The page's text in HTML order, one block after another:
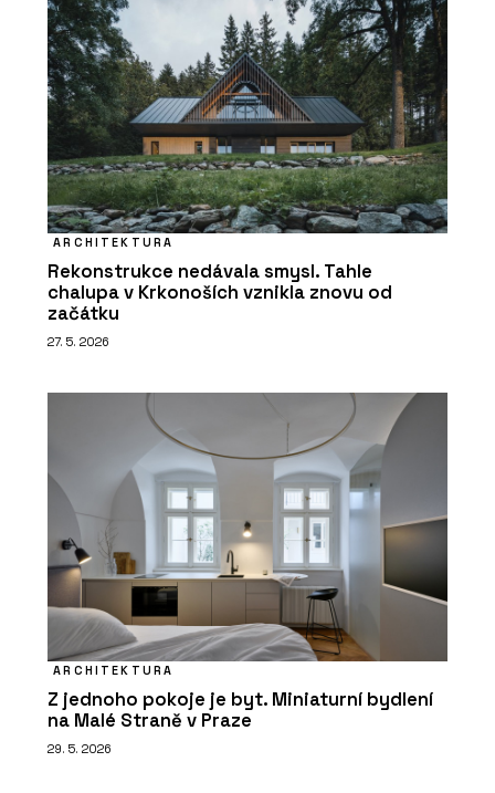
ARCHITEKTURA
Rekonstrukce nedávala smysl. Tahle
chalupa v Krkonoších vznikla znovu od
začátku
27. 5. 2026
ARCHITEKTURA
Z jednoho pokoje je byt. Miniaturní bydlení
na Malé Straně v Praze
29. 5. 2026